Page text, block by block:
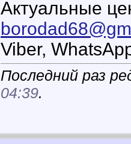
Актуальные
Viber,
Последний раз
04:39.